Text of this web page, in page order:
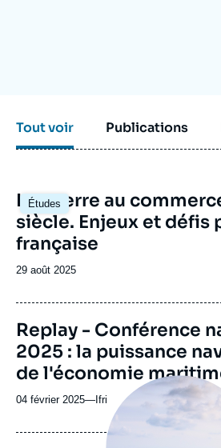
Tout voir Publications
Études
Image
principale
La guerre au
siècle. Enjeux et défis
française
Date
publication
29 août 2025
Replay - Conférence
2025 : la puissance
de l'économie
04 février 2025— Nom
journal,
Ifri
Image
principale